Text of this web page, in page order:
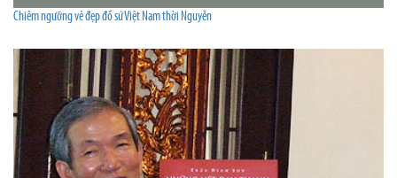
Chiêm ngưỡng vẻ đẹp đồ sứ Việt Nam thời Nguyễn